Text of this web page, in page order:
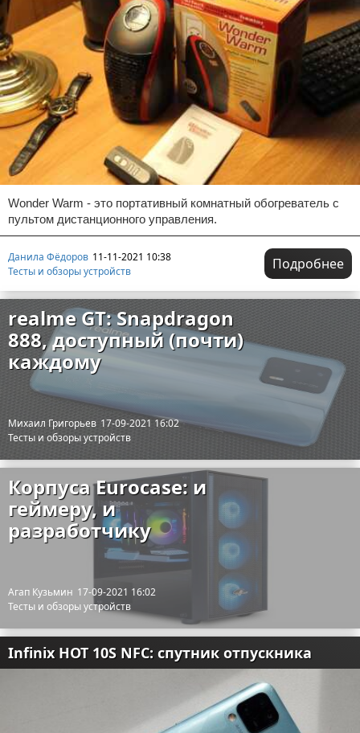
Wonder Warm - это портативный комнатный обогреватель с
пультом дистанционного управления.
Данила Фёдоров 11-11-2021 10:38
Тесты и обзоры устройств
Подробнее
realme GT: Snapdragon
888, доступный (почти)
каждому
Михаил Григорьев 17-09-2021 16:02
Тесты и обзоры устройств
Корпуса Eurocase: и
геймеру, и
разработчику
Агап Кузьмин 17-09-2021 16:02
Тесты и обзоры устройств
Infinix HOT 10S NFC: спутник отпускника